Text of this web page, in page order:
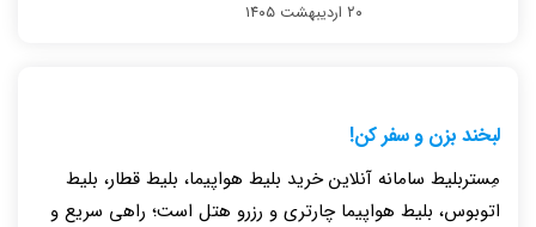
۲۰ اردیبهشت ۱۴۰۵
لبخند بزن و سفر کن!
مِستربلیط سامانه آنلاین خرید بلیط هواپیما، بلیط قطار، بلیط
اتوبوس، بلیط هواپیما چارتری و رزرو هتل است؛ راهی سریع و